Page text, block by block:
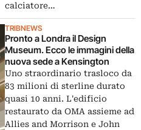
calciatore…
TRIBNEWS
Pronto a Londra il Design
Museum. Ecco le immagini della
nuova sede a Kensington
Uno straordinario trasloco da
83 milioni di sterline durato
quasi 10 anni. L'edificio
restaurato da OMA assieme ad
Allies and Morrison e John